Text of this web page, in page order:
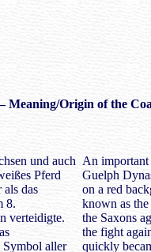
Meaning/Origin of the
und auch
Pferd
das
8.
verteidigte.
Symbol aller
An
Guelph
on a red
known as
the Saxons
the fight
quickly